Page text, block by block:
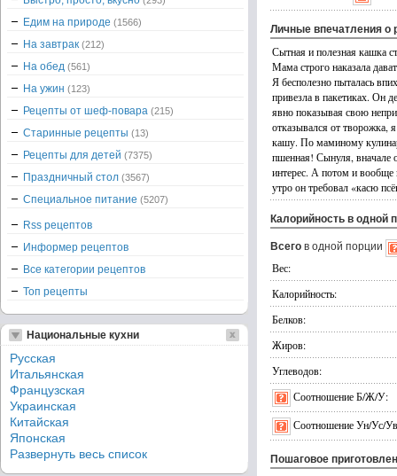
Личные впечатления о
Сытная и полезная кашка
Мама строго наказала
Я бесполезно пыталась
привезла в пакетиках. Он
явно показывая свою
отказывался от творожка,
кашу. По маминому
пшенная! Сынуля, вначале
интерес. А потом и вообще
утро он требовал «касю
Калорийность в одной
Всего в одной порции
Вес:
Калорийность:
Белков:
Жиров:
Углеводов:
Соотношение Б/Ж/У:
Соотношение Ун/Ус/
Пошаговое
Едим на природе (1566)
На завтрак (212)
На обед (561)
На ужин (123)
Рецепты от шеф-повара (215)
Старинные рецепты (13)
Рецепты для детей (7375)
Праздничный стол (3567)
Специальное питание (5207)
Rss рецептов
Информер рецептов
Все категории рецептов
Топ рецепты
Национальные кухни
Русская
Итальянская
Французская
Украинская
Китайская
Японская
Развернуть весь список